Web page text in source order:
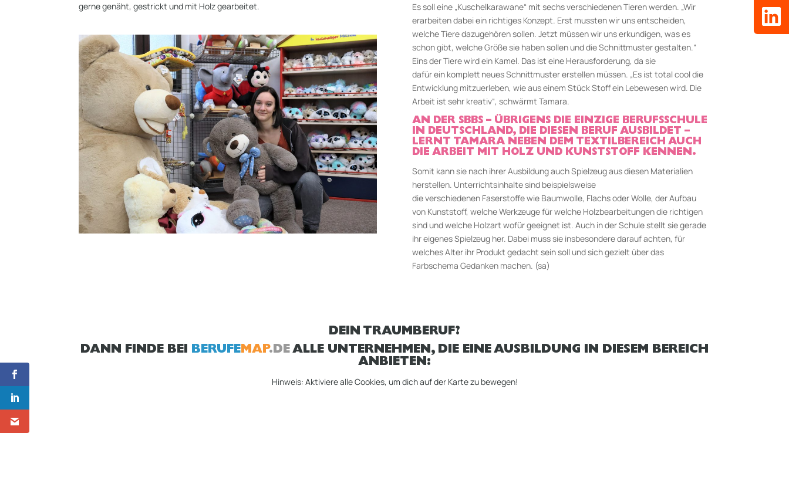
gerne genäht, gestrickt und mit Holz gearbeitet.
Es soll eine „Kuschelkarawane“ mit sechs verschiedenen Tieren werden. „Wir
erarbeiten dabei ein richtiges Konzept. Erst mussten wir uns entscheiden,
welche Tiere dazugehören sollen. Jetzt müssen wir uns erkundigen, was es
schon gibt, welche Größe sie haben sollen und die Schnittmuster gestalten.“
Eins der Tiere wird ein Kamel. Das ist eine Herausforderung, da sie
dafür ein komplett neues Schnittmuster erstellen müssen. „Es ist total cool die
Entwicklung mitzuerleben, wie aus einem Stück Stoff ein Lebewesen wird. Die
Arbeit ist sehr kreativ“, schwärmt Tamara.
AN DER SBBS – ÜBRIGENS DIE EINZIGE BERUFSSCHULE
IN DEUTSCHLAND, DIE DIESEN BERUF AUSBILDET –
LERNT TAMARA NEBEN DEM TEXTILBEREICH AUCH
DIE ARBEIT MIT HOLZ UND KUNSTSTOFF KENNEN.
Somit kann sie nach ihrer Ausbildung auch Spielzeug aus diesen Materialien
herstellen. Unterrichtsinhalte sind beispielsweise
die verschiedenen Faserstoffe wie Baumwolle, Flachs oder Wolle, der Aufbau
von Kunststoff, welche Werkzeuge für welche Holzbearbeitungen die richtigen
sind und welche Holzart wofür geeignet ist. Auch in der Schule stellt sie gerade
ihr eigenes Spielzeug her. Dabei muss sie insbesondere darauf achten, für
welches Alter ihr Produkt gedacht sein soll und sich gezielt über das
Farbschema Gedanken machen. (sa)
DEIN TRAUMBERUF?
DANN FINDE BEI BERUFEMAP.DEALLE UNTERNEHMEN, DIE EINE AUSBILDUNG IN DIESEM BEREICH
ANBIETEN:
Hinweis: Aktiviere alle Cookies, um dich auf der Karte zu bewegen!